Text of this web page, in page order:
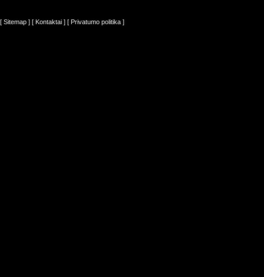
[ Sitemap ] [ Kontaktai ] [ Privatumo politika ]